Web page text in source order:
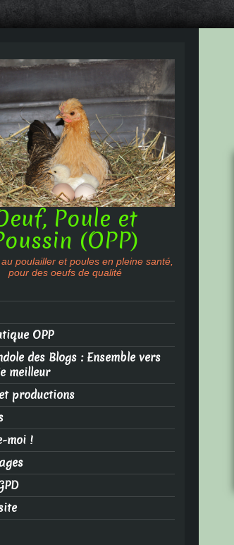
Poule et
(OPP)
poulailler et poules en pleine santé,
pour des oeufs de qualité
OPP
des Blogs : Ensemble vers
meilleur
productions
moi !